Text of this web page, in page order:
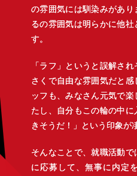
の雰囲気には馴染みがあ
るの雰囲気は明らかに他
す。
「ラフ」というと誤解さ
さくで自由な雰囲気だと
ッフも、みなさん元気で
たし、自分もこの輪の中
きそうだ！」という印象が
そんなことで、就職活動
に応募して、無事に内定